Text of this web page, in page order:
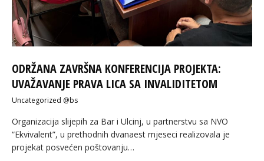
ODRŽANA ZAVRŠNA KONFERENCIJA PROJEKTA:
UVAŽAVANJE PRAVA LICA SA INVALIDITETOM
Uncategorized @bs
Organizacija slijepih za Bar i Ulcinj, u partnerstvu sa NVO
“Ekvivalent”, u prethodnih dvanaest mjeseci realizovala je
projekat posvećen poštovanju…